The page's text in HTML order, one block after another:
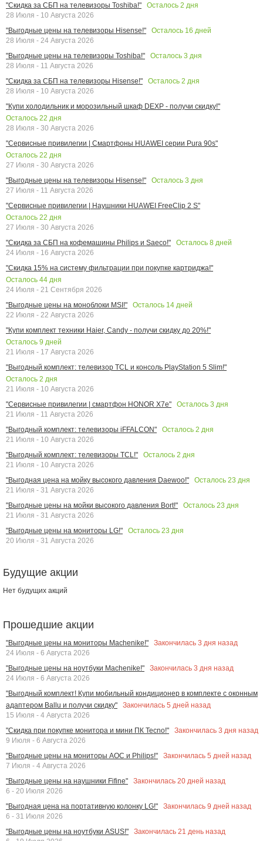
"Скидка за СБП на телевизоры Toshiba!"
Осталось 2 дня
28 Июля - 10 Августа 2026
"Выгодные цены на телевизоры Hisense!"
Осталось 16 дней
28 Июля - 24 Августа 2026
"Выгодные цены на телевизоры Toshiba!"
Осталось 3 дня
28 Июля - 11 Августа 2026
"Скидка за СБП на телевизоры Hisense!"
Осталось 2 дня
28 Июля - 10 Августа 2026
"Купи холодильник и морозильный шкаф DEXP - получи скидку!"
Осталось 22 дня
28 Июля - 30 Августа 2026
"Сервисные привилегии | Смартфоны HUAWEI серии Pura 90s"
Осталось 22 дня
27 Июля - 30 Августа 2026
"Выгодные цены на телевизоры Hisense!"
Осталось 3 дня
27 Июля - 11 Августа 2026
"Сервисные привилегии | Наушники HUAWEI FreeClip 2 S"
Осталось 22 дня
27 Июля - 30 Августа 2026
"Скидка за СБП на кофемашины Philips и Saeco!"
Осталось 8 дней
24 Июля - 16 Августа 2026
"Скидка 15% на систему фильтрации при покупке картриджа!"
Осталось 44 дня
24 Июля - 21 Сентября 2026
"Выгодные цены на моноблоки MSI!"
Осталось 14 дней
22 Июля - 22 Августа 2026
"Купи комплект техники Haier, Candy - получи скидку до 20%!"
Осталось 9 дней
21 Июля - 17 Августа 2026
"Выгодный комплект: телевизор TCL и консоль PlayStation 5 Slim!"
Осталось 2 дня
21 Июля - 10 Августа 2026
"Сервисные привилегии | смартфон HONOR X7e"
Осталось 3 дня
21 Июля - 11 Августа 2026
"Выгодный комплект: телевизоры iFFALCON"
Осталось 2 дня
21 Июля - 10 Августа 2026
"Выгодный комплект: телевизоры TCL!"
Осталось 2 дня
21 Июля - 10 Августа 2026
"Выгодная цена на мойку высокого давления Daewoo!"
Осталось 23 дня
21 Июля - 31 Августа 2026
"Выгодные цены на мойки высокого давления Bort!"
Осталось 23 дня
21 Июля - 31 Августа 2026
"Выгодные цены на мониторы LG!"
Осталось 23 дня
20 Июля - 31 Августа 2026
Будущие акции
Нет будущих акций
Прошедшие акции
"Выгодные цены на мониторы Machenike!" Закончилась 3 дня назад
24 Июля - 6 Августа 2026
"Выгодные цены на ноутбуки Machenike!"
Закончилась 3 дня назад
24 Июля - 6 Августа 2026
"Выгодный комплект! Купи мобильный кондиционер в комплекте с оконным
адаптером Ballu и получи скидку"
Закончилась 5 дней назад
15 Июля - 4 Августа 2026
"Скидка при покупке монитора и мини ПК Tecno!"
Закончилась 3 дня назад
9 Июля - 6 Августа 2026
"Выгодные цены на мониторы AOC и Philips!"
Закончилась 5 дней назад
7 Июля - 4 Августа 2026
"Выгодные цены на наушники Fifine"
Закончилась 20 дней назад
6 - 20 Июля 2026
"Выгодная цена на портативную колонку LG!"
Закончилась 9 дней назад
6 - 31 Июля 2026
"Выгодные цены на ноутбуки ASUS!"
Закончилась 21 день назад